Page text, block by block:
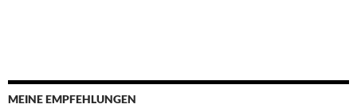
MEINE EMPFEHLUNGEN